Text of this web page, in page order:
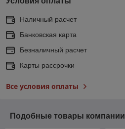
Наличный расчет
Банковская карта
Безналичный расчет
Карты рассрочки
Все условия оплаты
Подобные товары компании